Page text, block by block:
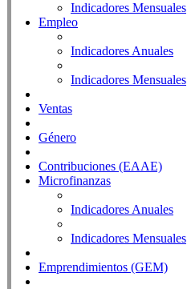
Indicadores Mensuales
Empleo
Indicadores Anuales
Indicadores Mensuales
Ventas
Género
Contribuciones (EAAE)
Microfinanzas
Indicadores Anuales
Indicadores Mensuales
Emprendimientos (GEM)